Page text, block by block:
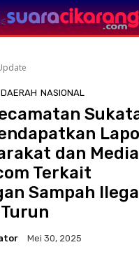
DAERAH NASIONAL
dan
Terkait
Sampah
Mei 30, 2025